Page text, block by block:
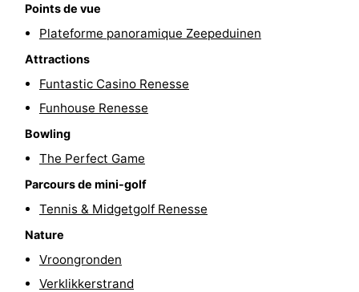
Schouwen-
Brouwershaven
Bruinisse
Zierikzee
Nature
Oosterschelde
Burgh
Haamstede
Nature
Walcheren
Points de vue
Plateforme panoramique Zeepeduinen
Attractions
Funtastic Casino Renesse
Funhouse Renesse
Bowling
The Perfect Game
Parcours de mini-golf
Tennis & Midgetgolf Renesse
Nature
Vroongronden
Verklikkerstrand